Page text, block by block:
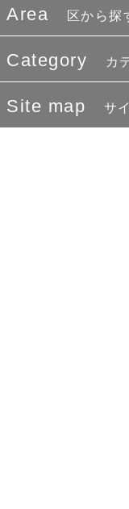
Area 区から探
Category カ
Site map サ